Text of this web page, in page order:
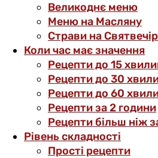
Великоднє меню
Меню на Масляну
Страви на Святвечір
Коли час має значення
Рецепти до 15
Рецепти до 30
Рецепти до 60
Рецепти за 2 години
Рецепти більш ніж
Рівень складності
Прості рецепти